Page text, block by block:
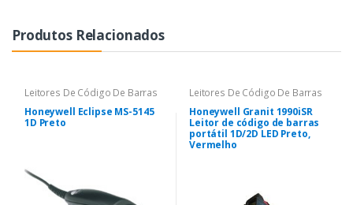
Produtos Relacionados
Leitores De Código De Barras
Honeywell Eclipse MS-5145
1D Preto
Leitores De Código De Barras
Honeywell Granit 1990iSR
Leitor de código de barras
portátil 1D/2D LED Preto,
Vermelho